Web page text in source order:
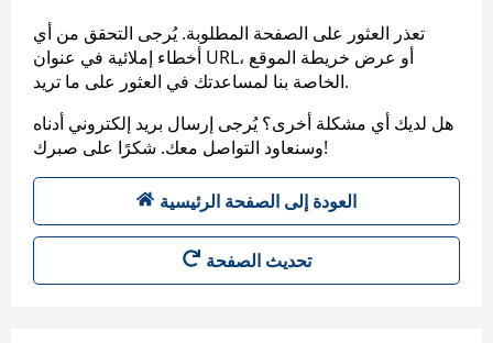
تعذر العثور على الصفحة المطلوبة. يُرجى التحقق من أي
أخطاء إملائية في عنوان URL، أو عرض خريطة الموقع
الخاصة بنا لمساعدتك في العثور على ما تريد.
هل لديك أي مشكلة أخرى؟ يُرجى إرسال بريد إلكتروني أدناه
وسنعاود التواصل معك. شكرًا على صبرك!
العودة إلى الصفحة الرئيسية
تحديث الصفحة